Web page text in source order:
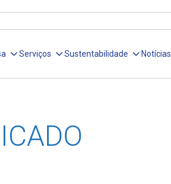
Serviços Sustentabilidade Notícias